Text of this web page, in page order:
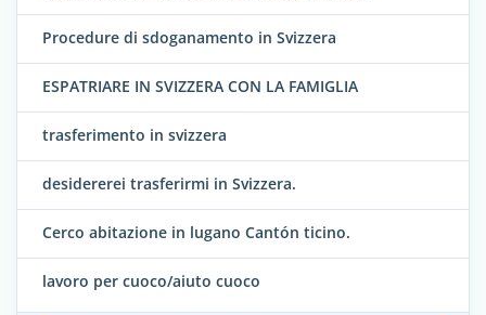
Procedure di sdoganamento in Svizzera
ESPATRIARE IN SVIZZERA CON LA FAMIGLIA
trasferimento in svizzera
desidererei trasferirmi in Svizzera.
Cerco abitazione in lugano Cantón ticino.
lavoro per cuoco/aiuto cuoco